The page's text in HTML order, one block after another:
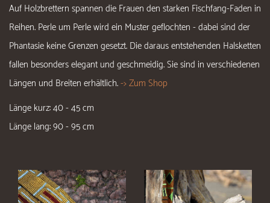
Auf Holzbrettern spannen die Frauen den starken Fischfang-Faden in
Reihen. Perle um Perle wird ein Muster geflochten - dabei sind der
Phantasie keine Grenzen gesetzt. Die daraus entstehenden Halsketten
fallen besonders elegant und geschmeidig. Sie sind in verschiedenen
Längen und Breiten erhältlich.-> Zum Shop
Länge kurz: 40 - 45 cm
Länge lang: 90 - 95 cm